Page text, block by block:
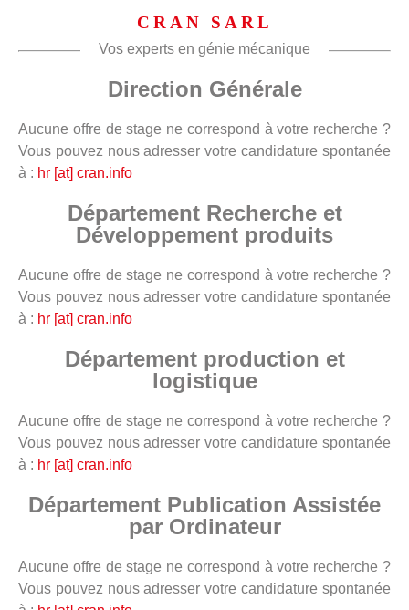
CRAN SARL
Vos experts en génie mécanique
Direction Générale
Aucune offre de stage ne correspond à votre recherche ?
Vous pouvez nous adresser votre candidature spontanée
à : hr [at] cran.info
Département Recherche et
Développement produits
Aucune offre de stage ne correspond à votre recherche ?
Vous pouvez nous adresser votre candidature spontanée
à : hr [at] cran.info
Département production et
logistique
Aucune offre de stage ne correspond à votre recherche ?
Vous pouvez nous adresser votre candidature spontanée
à : hr [at] cran.info
Département Publication Assistée
par Ordinateur
Aucune offre de stage ne correspond à votre recherche ?
Vous pouvez nous adresser votre candidature spontanée